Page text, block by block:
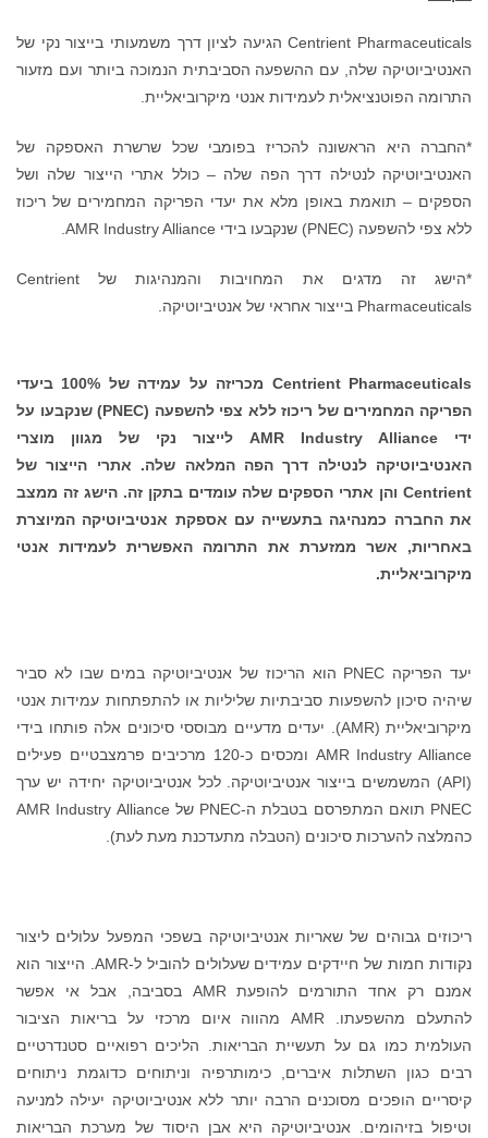
Centrient Pharmaceuticals הגיעה לציון דרך משמעותי בייצור נקי של
האנטיביוטיקה שלה, עם ההשפעה הסביבתית הנמוכה ביותר ועם מזעור
התרומה הפוטנציאלית לעמידות אנטי מיקרוביאליית.
*החברה היא הראשונה להכריז בפומבי שכל שרשרת האספקה ​​של
האנטיביוטיקה לנטילה דרך הפה שלה – כולל אתרי הייצור שלה ושל
הספקים – תואמת באופן מלא את יעדי הפריקה המחמירים של ריכוז
ללא צפי להשפעה (PNEC) שנקבעו בידי AMR Industry Alliance.
*הישג זה מדגים את המחויבות והמנהיגות של Centrient
Pharmaceuticals בייצור אחראי של אנטיביוטיקה.
Centrient Pharmaceuticals
מכריזה על עמידה של 100% ביעדי
הפריקה המחמירים של ריכוז ללא צפי להשפעה (PNEC) שנקבעו על
ידי AMR Industry Alliance לייצור נקי של מגוון מוצרי
האנטיביוטיקה לנטילה דרך הפה המלאה שלה. אתרי הייצור של
Centrient והן אתרי הספקים שלה עומדים בתקן זה. הישג זה ממצב
את החברה כמנהיגה בתעשייה עם אספקת אנטיביוטיקה המיוצרת
באחריות, אשר ממזערת את התרומה האפשרית לעמידות אנטי
מיקרוביאליית.
יעד הפריקה PNEC הוא הריכוז של אנטיביוטיקה במים שבו לא סביר
שיהיה סיכון להשפעות סביבתיות שליליות או להתפתחות עמידות אנטי
מיקרוביאליית (AMR). יעדים מדעיים מבוססי סיכונים אלה פותחו בידי
AMR Industry Alliance ומכסים כ-120 מרכיבים פרמצבטיים פעילים
(API) המשמשים בייצור אנטיביוטיקה. לכל אנטיביוטיקה יחידה יש ערך
PNEC תואם המתפרסם בטבלת ה-PNEC של AMR Industry Alliance
כהמלצה להערכות סיכונים (הטבלה מתעדכנת מעת לעת).
ריכוזים גבוהים של שאריות אנטיביוטיקה בשפכי המפעל עלולים ליצור
נקודות חמות של חיידקים עמידים שעלולים להוביל ל-AMR. הייצור הוא
אמנם רק אחד התורמים להופעת AMR בסביבה, אבל אי אפשר
להתעלם מהשפעתו. AMR מהווה איום מרכזי על בריאות הציבור
העולמית כמו גם על תעשיית הבריאות. הליכים רפואיים סטנדרטיים
רבים כגון השתלות איברים, כימותרפיה וניתוחים כדוגמת ניתוחים
קיסריים הופכים מסוכנים הרבה יותר ללא אנטיביוטיקה יעילה למניעה
וטיפול בזיהומים. אנטיביוטיקה היא אבן היסוד של מערכת הבריאות